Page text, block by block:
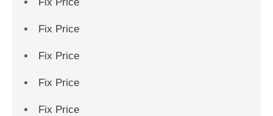
Fix Price
Fix Price
Fix Price
Fix Price